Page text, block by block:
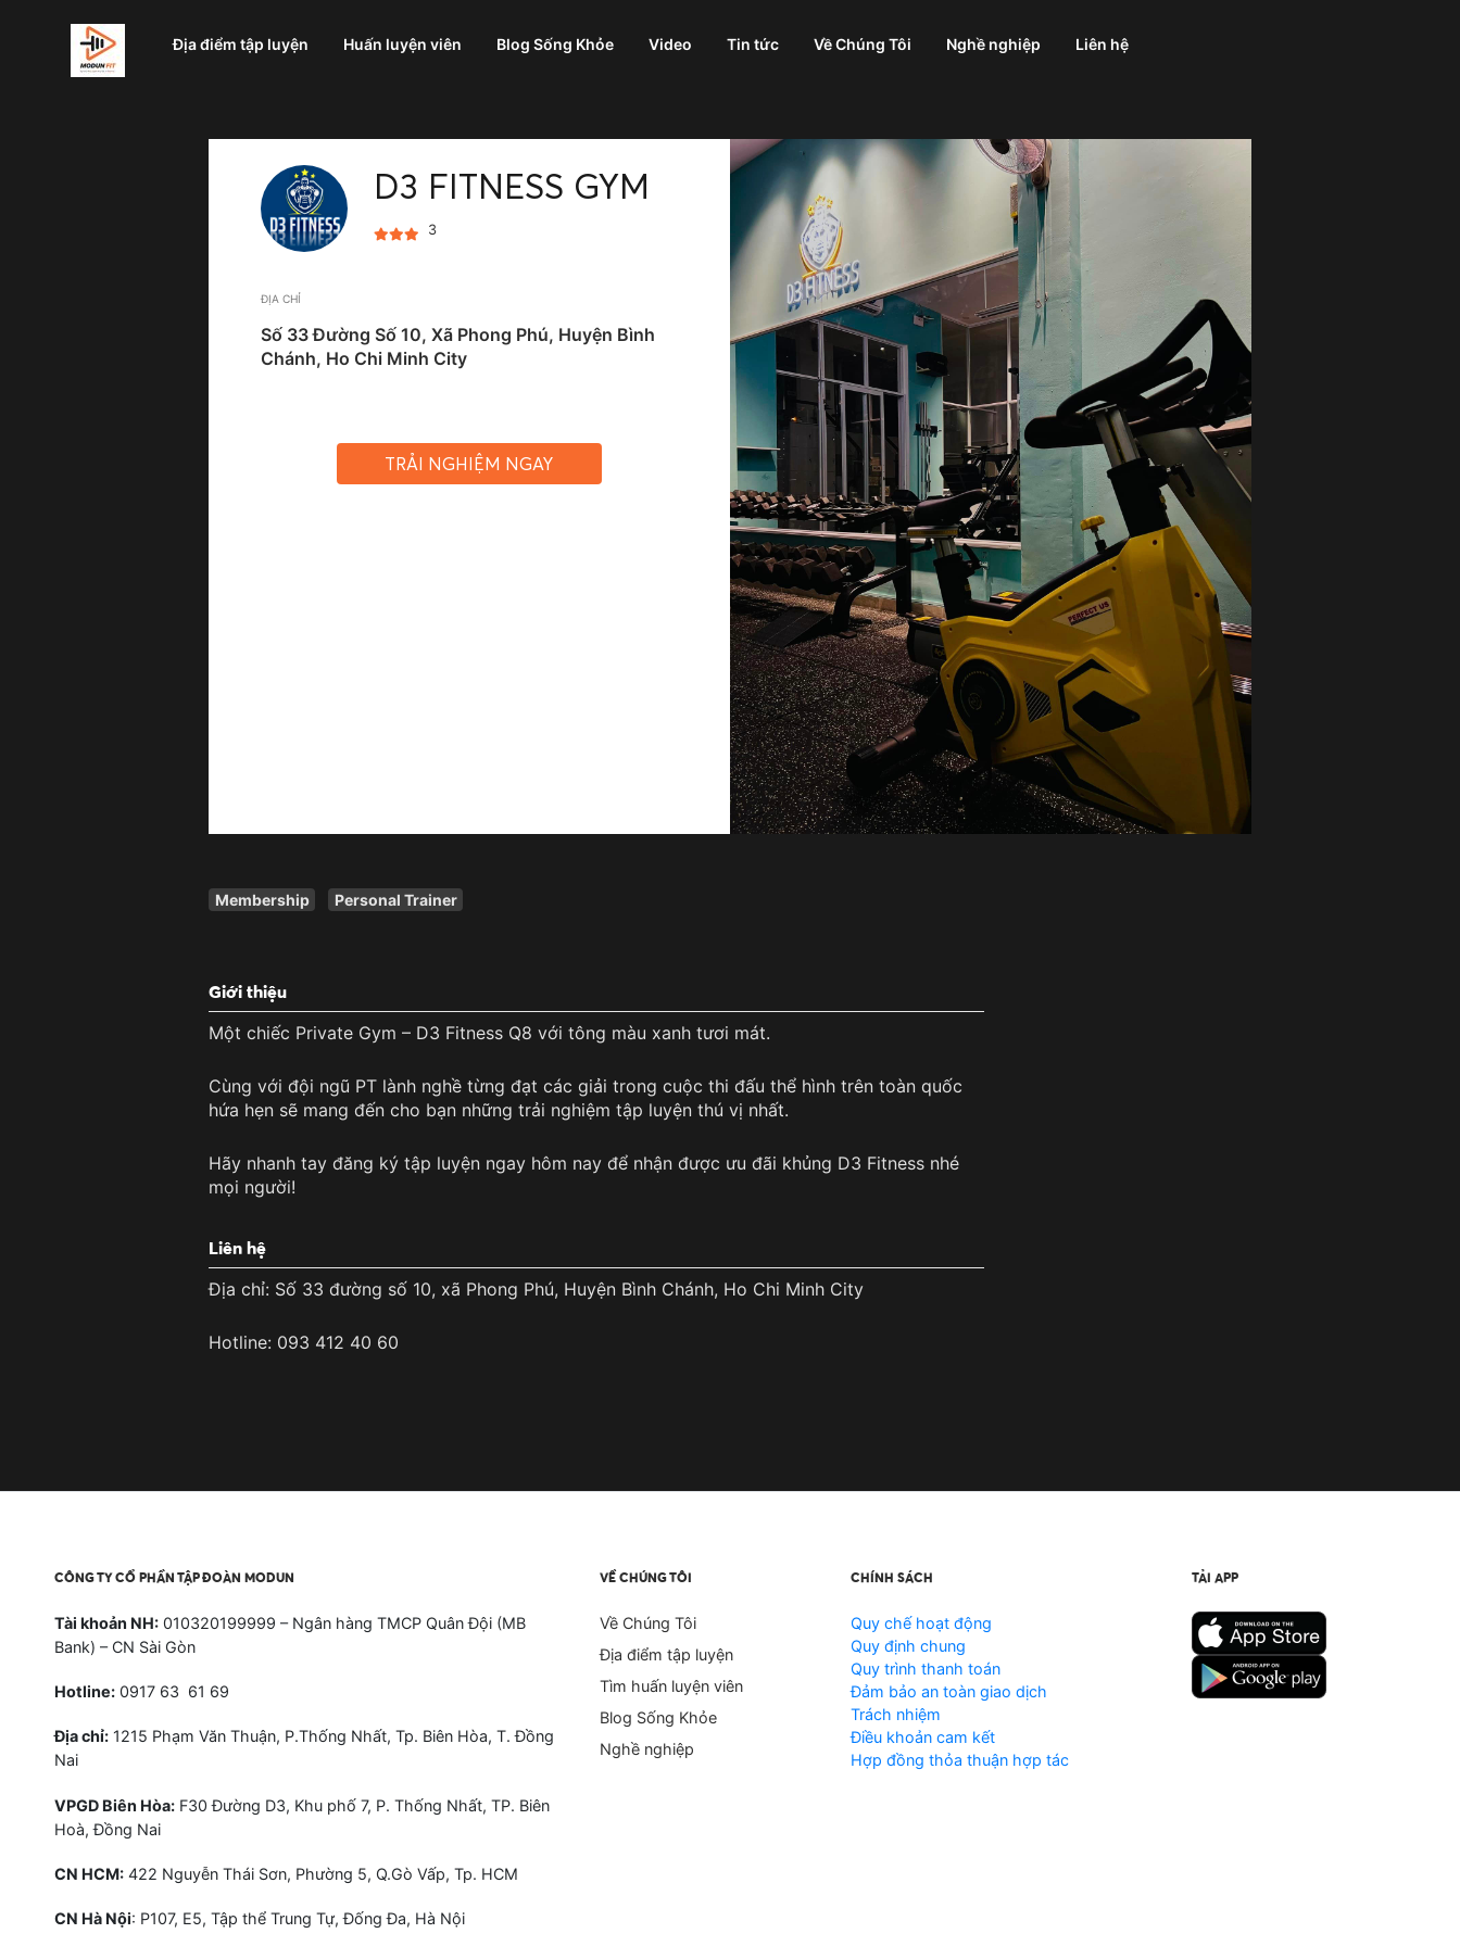
Địa điểm tập luyện Huấn luyện viên Blog Sống Khỏe Video Tin tức Về Chúng Tôi Nghề nghiệp Liên hệ
D3 FITNESS GYM
3
ĐỊA CHỈ
Số 33 Đường Số 10, Xã Phong Phú, Huyện Bình
Chánh, Ho Chi Minh City
TRẢI NGHIỆM NGAY
Membership Personal Trainer
Giới thiệu
Một chiếc Private Gym – D3 Fitness Q8 với tông màu xanh tươi mát.
Cùng với đội ngũ PT lành nghề từng đạt các giải trong cuộc thi đấu thể hình trên toàn quốc
hứa hẹn sẽ mang đến cho bạn những trải nghiệm tập luyện thú vị nhất.
Hãy nhanh tay đăng ký tập luyện ngay hôm nay để nhận được ưu đãi khủng D3 Fitness nhé
mọi người!
Liên hệ
Địa chỉ: Số 33 đường số 10, xã Phong Phú, Huyện Bình Chánh, Ho Chi Minh City
Hotline: 093 412 40 60
CÔNG TY CỔ PHẦN TẬP ĐOÀN MODUN
Tài khoản NH: 010320199999 – Ngân hàng TMCP Quân Đội (MB
Bank) – CN Sài Gòn
Hotline: 0917 63 61 69
Địa chỉ: 1215 Phạm Văn Thuận, P.Thống Nhất, Tp. Biên Hòa, T. Đồng
Nai
VPGD Biên Hòa: F30 Đường D3, Khu phố 7, P. Thống Nhất, TP. Biên
Hoà, Đồng Nai
CN HCM: 422 Nguyễn Thái Sơn, Phường 5, Q.Gò Vấp, Tp. HCM
CN Hà Nội: P107, E5, Tập thể Trung Tự, Đống Đa, Hà Nội
VỀ CHÚNG TÔI
Về Chúng Tôi
Địa điểm tập luyện
Tìm huấn luyện viên
Blog Sống Khỏe
Nghề nghiệp
CHÍNH SÁCH
Quy chế hoạt động
Quy định chung
Quy trình thanh toán
Đảm bảo an toàn giao dịch
Trách nhiệm
Điều khoản cam kết
Hợp đồng thỏa thuận hợp tác
TẢI APP